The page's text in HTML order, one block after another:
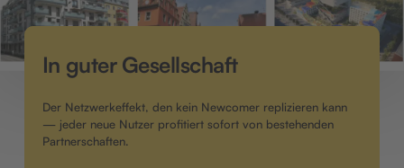
In guter Gesellschaft
Der Netzwerkeffekt, den kein Newcomer replizieren kann
— jeder neue Nutzer profitiert sofort von bestehenden
Partnerschaften.